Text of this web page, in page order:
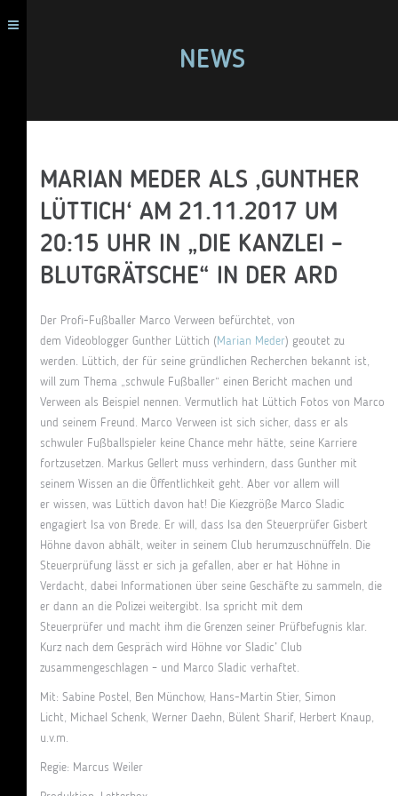
NEWS
MARIAN MEDER ALS ‚GUNTHER
LÜTTICH‘ AM 21.11.2017 UM
20:15 UHR IN „DIE KANZLEI –
BLUTGRÄTSCHE“ IN DER ARD
Der Profi-Fußballer Marco Verween befürchtet, von
dem Videoblogger Gunther Lüttich ( Marian Meder) geoutet zu
werden. Lüttich, der für seine gründlichen Recherchen bekannt ist,
will zum Thema „schwule Fußballer“ einen Bericht machen und
Verween als Beispiel nennen. Vermutlich hat Lüttich Fotos von Marco
und seinem Freund. Marco Verween ist sich sicher, dass er als
schwuler Fußballspieler keine Chance mehr hätte, seine Karriere
fortzusetzen. Markus Gellert muss verhindern, dass Gunther mit
seinem Wissen an die Öffentlichkeit geht. Aber vor allem will
er wissen, was Lüttich davon hat! Die Kiezgröße Marco Sladic
engagiert Isa von Brede. Er will, dass Isa den Steuerprüfer Gisbert
Höhne davon abhält, weiter in seinem Club herumzuschnüffeln. Die
Steuerprüfung lässt er sich ja gefallen, aber er hat Höhne in
Verdacht, dabei Informationen über seine Geschäfte zu sammeln, die
er dann an die Polizei weitergibt. Isa spricht mit dem
Steuerprüfer und macht ihm die Grenzen seiner Prüfbefugnis klar.
Kurz nach dem Gespräch wird Höhne vor Sladic’ Club
zusammengeschlagen – und Marco Sladic verhaftet.
Mit: Sabine Postel, Ben Münchow, Hans-Martin Stier, Simon
Licht, Michael Schenk, Werner Daehn, Bülent Sharif, Herbert Knaup,
u.v.m.
Regie: Marcus Weiler